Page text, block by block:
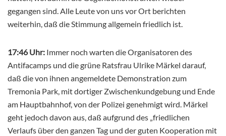
gegangen sind. Alle Leute von uns vor Ort berichten
weiterhin, daß die Stimmung allgemein friedlich ist.
17:46 Uhr: Immer noch warten die Organisatoren des
Antifacamps und die grüne Ratsfrau Ulrike Märkel darauf,
daß die von ihnen angemeldete Demonstration zum
Tremonia Park, mit dortiger Zwischenkundgebung und Ende
am Hauptbahnhof, von der Polizei genehmigt wird. Märkel
geht jedoch davon aus, daß aufgrund des „friedlichen
Verlaufs über den ganzen Tag und der guten Kooperation mit